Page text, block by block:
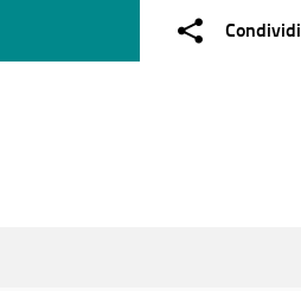
Condividi